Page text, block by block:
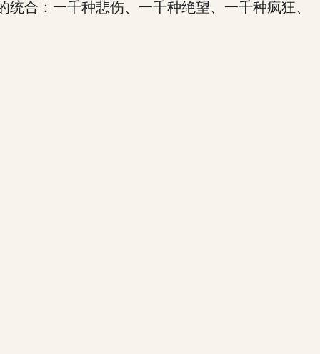
合：一千种悲伤、一千种绝望、一千种疯狂、